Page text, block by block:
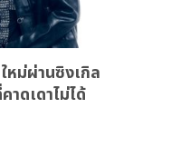
หม่ผ่านซิงเกิล
ดเดาไม่ได้